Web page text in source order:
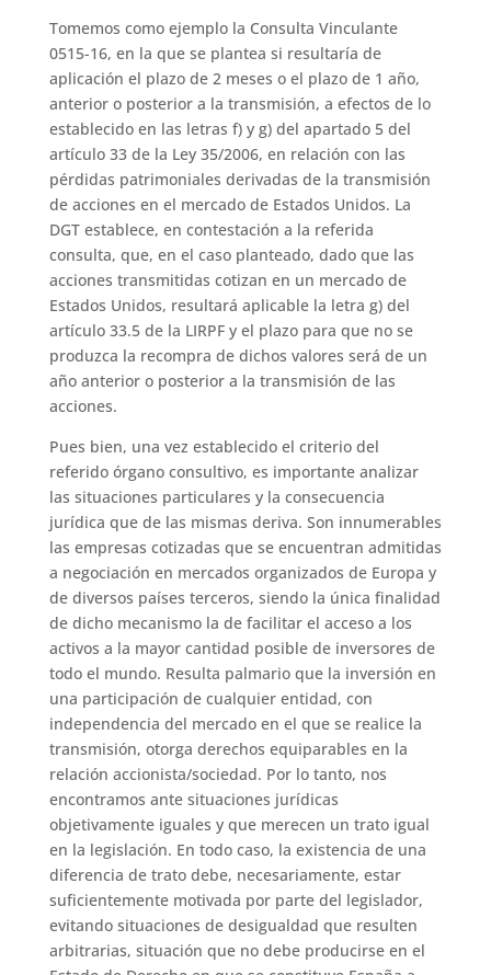
Tomemos como ejemplo la Consulta Vinculante
0515-16, en la que se plantea si resultaría de
aplicación el plazo de 2 meses o el plazo de 1 año,
anterior o posterior a la transmisión, a efectos de lo
establecido en las letras f) y g) del apartado 5 del
artículo 33 de la Ley 35/2006, en relación con las
pérdidas patrimoniales derivadas de la transmisión
de acciones en el mercado de Estados Unidos. La
DGT establece, en contestación a la referida
consulta, que, en el caso planteado, dado que las
acciones transmitidas cotizan en un mercado de
Estados Unidos, resultará aplicable la letra g) del
artículo 33.5 de la LIRPF y el plazo para que no se
produzca la recompra de dichos valores será de un
año anterior o posterior a la transmisión de las
acciones.
Pues bien, una vez establecido el criterio del
referido órgano consultivo, es importante analizar
las situaciones particulares y la consecuencia
jurídica que de las mismas deriva. Son innumerables
las empresas cotizadas que se encuentran admitidas
a negociación en mercados organizados de Europa y
de diversos países terceros, siendo la única finalidad
de dicho mecanismo la de facilitar el acceso a los
activos a la mayor cantidad posible de inversores de
todo el mundo. Resulta palmario que la inversión en
una participación de cualquier entidad, con
independencia del mercado en el que se realice la
transmisión, otorga derechos equiparables en la
relación accionista/sociedad. Por lo tanto, nos
encontramos ante situaciones jurídicas
objetivamente iguales y que merecen un trato igual
en la legislación. En todo caso, la existencia de una
diferencia de trato debe, necesariamente, estar
suficientemente motivada por parte del legislador,
evitando situaciones de desigualdad que resulten
arbitrarias, situación que no debe producirse en el